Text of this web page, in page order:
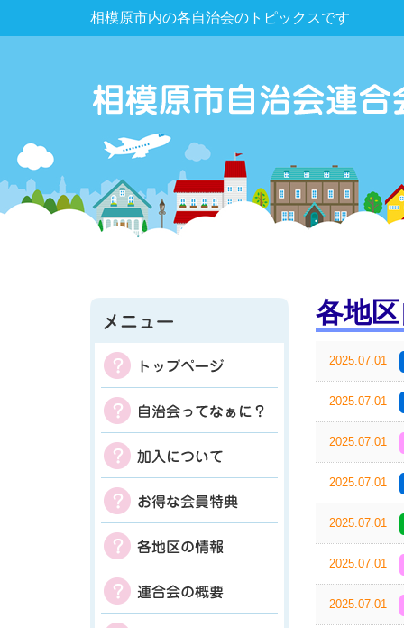
相模原市内の各自治会のトピックスです
各地
2025.07.01
2025.07.01
2025.07.01
2025.07.01
2025.07.01
2025.07.01
2025.07.01